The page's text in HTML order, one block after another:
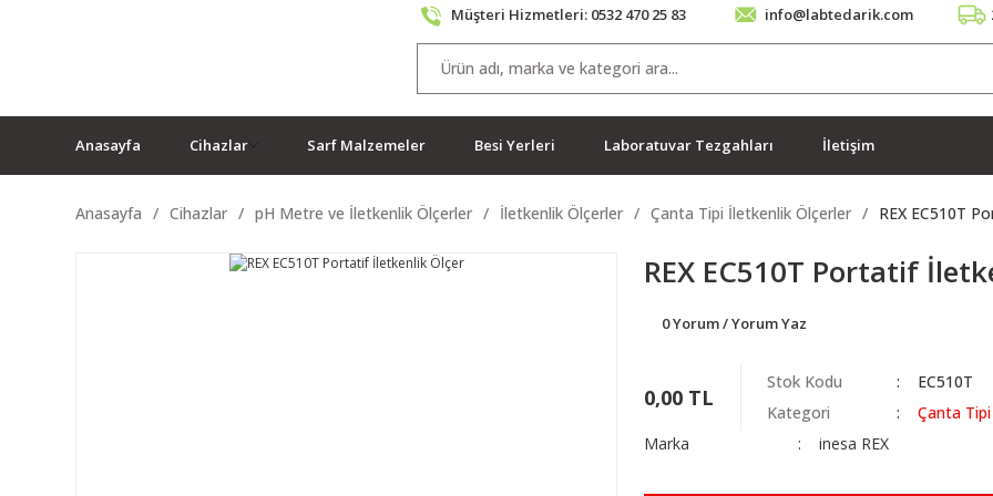
Müşteri Hizmetleri: 0532 470 25 83 info@labtedarik.com
Anasayfa Cihazlar Sarf Malzemeler Besi Yerleri Laboratuvar Tezgahları İletişim
Anasayfa Cihazlar pH Metre ve İletkenlik Ölçerler İletkenlik Ölçerler Çanta Tipi İletkenlik Ölçerler REX EC510T
REX EC510T Portatif
0 Yorum / Yorum Yaz
0,00 TL
Stok Kodu
EC510T
Kategori
Çanta
Marka
inesa REX